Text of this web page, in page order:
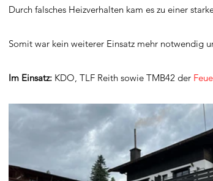
Durch falsches Heizverhalten kam es zu einer
Somit war kein weiterer Einsatz mehr notwendig
Im Einsatz: KDO, TLF Reith sowie TMB42 der